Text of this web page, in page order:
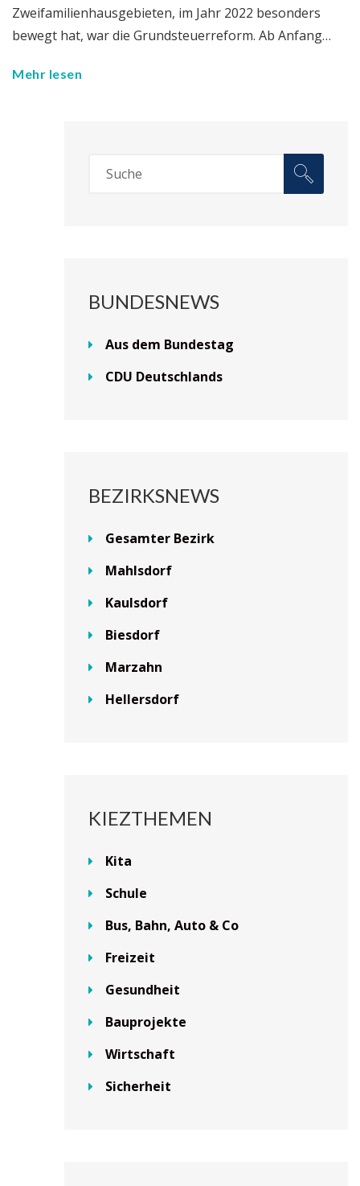
Zweifamilienhausgebieten, im Jahr 2022 besonders
bewegt hat, war die Grundsteuerreform. Ab Anfang…
Mehr lesen
BUNDESNEWS
Aus dem Bundestag
CDU Deutschlands
BEZIRKSNEWS
Gesamter Bezirk
Mahlsdorf
Kaulsdorf
Biesdorf
Marzahn
Hellersdorf
KIEZTHEMEN
Kita
Schule
Bus, Bahn, Auto & Co
Freizeit
Gesundheit
Bauprojekte
Wirtschaft
Sicherheit